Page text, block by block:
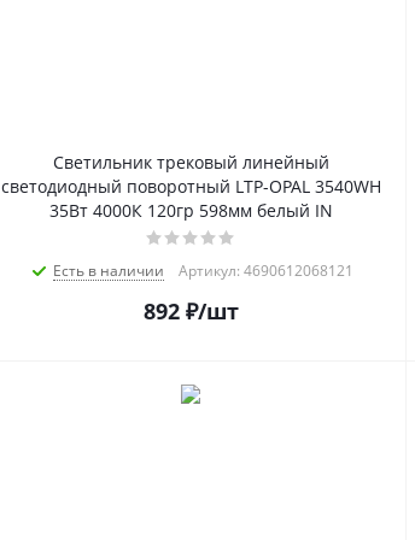
Светильник трековый линейный
светодиодный поворотный LTP-OPAL 3540WH
35Вт 4000К 120гр 598мм белый IN
Есть в наличии Артикул: 4690612068121
892₽/шт